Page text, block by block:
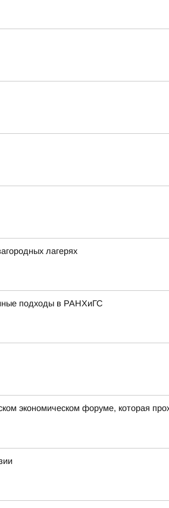
лагерях
подходы в РАНХиГС
экономическом форуме, которая